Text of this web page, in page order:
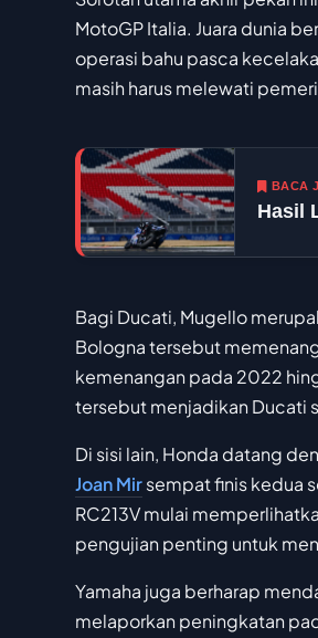
MotoGP Italia. Juara dunia
operasi bahu pasca
masih harus melewati
BACA
Hasil
Bagi Ducati, Mugello
Bologna tersebut
kemenangan pada 2022
tersebut menjadikan Ducati
Di sisi lain, Honda datang
Joan Mirsempat finis kedua
RC213V mulai
pengujian penting untuk
Yamaha juga berharap
melaporkan peningkatan